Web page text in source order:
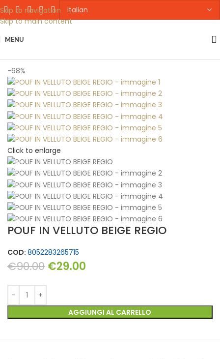
Skip to navigation
Skip to main content
MENU
-68%
Click to enlarge
POUF IN VELLUTO BEIGE REGIO
COD: 8052283265715
€90.00 €29.00
AGGIUNGI AL CARRELLO